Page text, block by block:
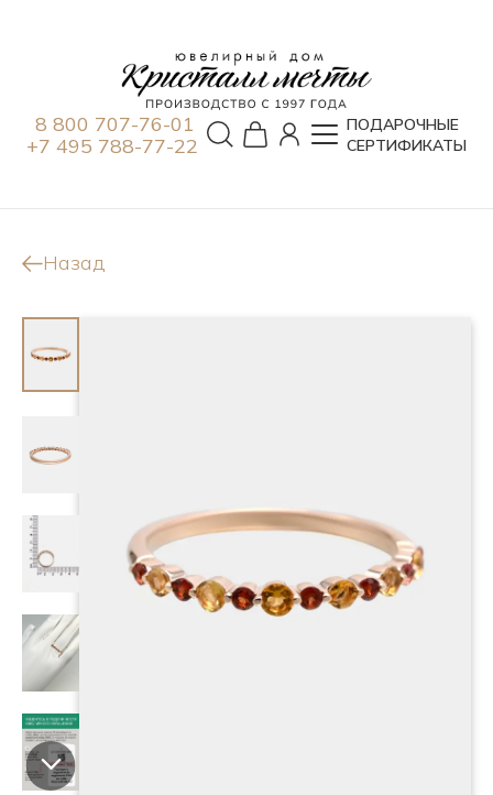
8 800 707-76-01
+7 495 788-77-22
ПОДАРОЧНЫЕ
СЕРТИФИКАТЫ
Назад